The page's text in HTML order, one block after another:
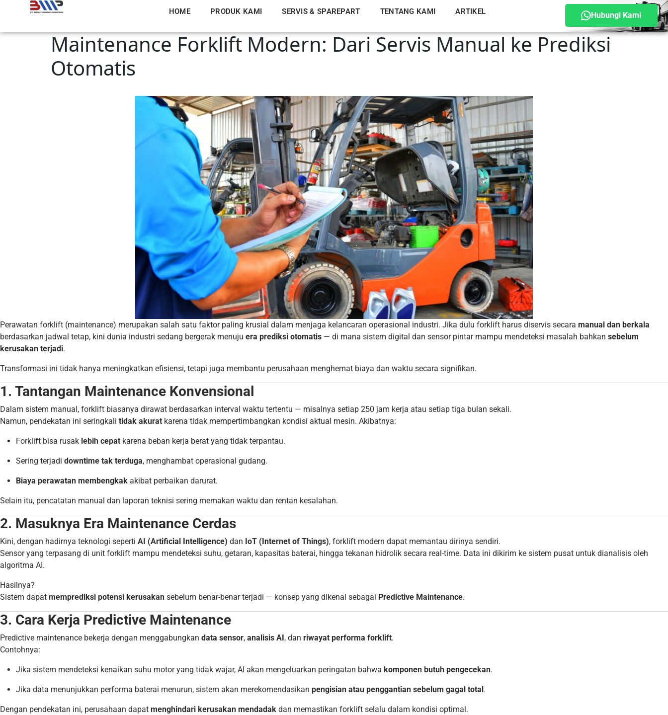
HOME PRODUK KAMI SERVIS & SPAREPART TENTANG KAMI ARTIKEL Hubungi Kami
Maintenance Forklift Modern: Dari Servis Manual ke Prediksi
Otomatis
Perawatan forklift (maintenance) merupakan salah satu faktor paling krusial dalam menjaga kelancaran operasional industri. Jika dulu forklift harus diservis secara manual dan berkala
berdasarkan jadwal tetap, kini dunia industri sedang bergerak menuju era prediksi otomatis — di mana sistem digital dan sensor pintar mampu mendeteksi masalah bahkan sebelum
kerusakan terjadi.
Transformasi ini tidak hanya meningkatkan efisiensi, tetapi juga membantu perusahaan menghemat biaya dan waktu secara signifikan.
1. Tantangan Maintenance Konvensional
Dalam sistem manual, forklift biasanya dirawat berdasarkan interval waktu tertentu — misalnya setiap 250 jam kerja atau setiap tiga bulan sekali.
Namun, pendekatan ini seringkali tidak akurat karena tidak mempertimbangkan kondisi aktual mesin. Akibatnya:
Forklift bisa rusak lebih cepat karena beban kerja berat yang tidak terpantau.
Sering terjadi downtime tak terduga, menghambat operasional gudang.
Biaya perawatan membengkak akibat perbaikan darurat.
Selain itu, pencatatan manual dan laporan teknisi sering memakan waktu dan rentan kesalahan.
2. Masuknya Era Maintenance Cerdas
Kini, dengan hadirnya teknologi seperti AI (Artificial Intelligence) dan IoT (Internet of Things), forklift modern dapat memantau dirinya sendiri.
Sensor yang terpasang di unit forklift mampu mendeteksi suhu, getaran, kapasitas baterai, hingga tekanan hidrolik secara real-time. Data ini dikirim ke sistem pusat untuk dianalisis oleh
algoritma AI.
Hasilnya?
Sistem dapat memprediksi potensi kerusakan sebelum benar-benar terjadi — konsep yang dikenal sebagai Predictive Maintenance.
3. Cara Kerja Predictive Maintenance
Predictive maintenance bekerja dengan menggabungkan data sensor, analisis AI , dan riwayat performa forklift.
Contohnya:
Jika sistem mendeteksi kenaikan suhu motor yang tidak wajar, AI akan mengeluarkan peringatan bahwa komponen butuh pengecekan.
Jika data menunjukkan performa baterai menurun, sistem akan merekomendasikan pengisian atau penggantian sebelum gagal total .
Dengan pendekatan ini, perusahaan dapat menghindari kerusakan mendadak dan memastikan forklift selalu dalam kondisi optimal.